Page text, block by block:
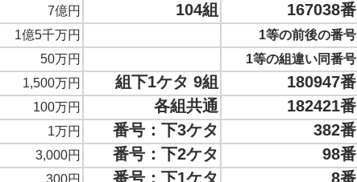
7億円 104組 167038番
1億5千万円
1等の前後の番号
50万円
1等の組違い同番号
1,500万円 組下1ケタ 9組 180947番
100万円 各組共通 182421番
1万円 番号：下3ケタ 382番
3,000円 番号：下2ケタ 98番
300円 番号：下1ケタ 8番